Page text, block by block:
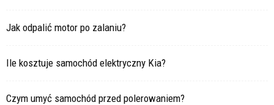
Jak odpalić motor po zalaniu?
Ile kosztuje samochód elektryczny Kia?
Czym umyć samochód przed polerowaniem?